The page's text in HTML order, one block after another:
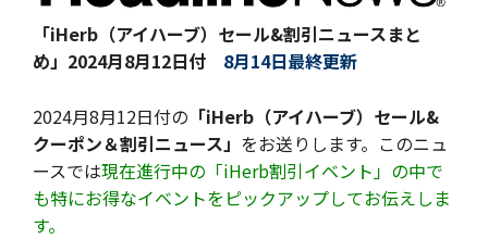
「iHerb（アイハーブ）セール&割引ニュースまと
め」 2024月8月12日付 8月14日最終更新
2024月8月12日付の 「iHerb（アイハーブ）セール&
クーポン＆割引ニュース」 をお送りします。このニュ
ースでは現在進行中の「iHerb割引イベント」の中で
も特にお得なイベントをピックアップしてお伝えしま
す。